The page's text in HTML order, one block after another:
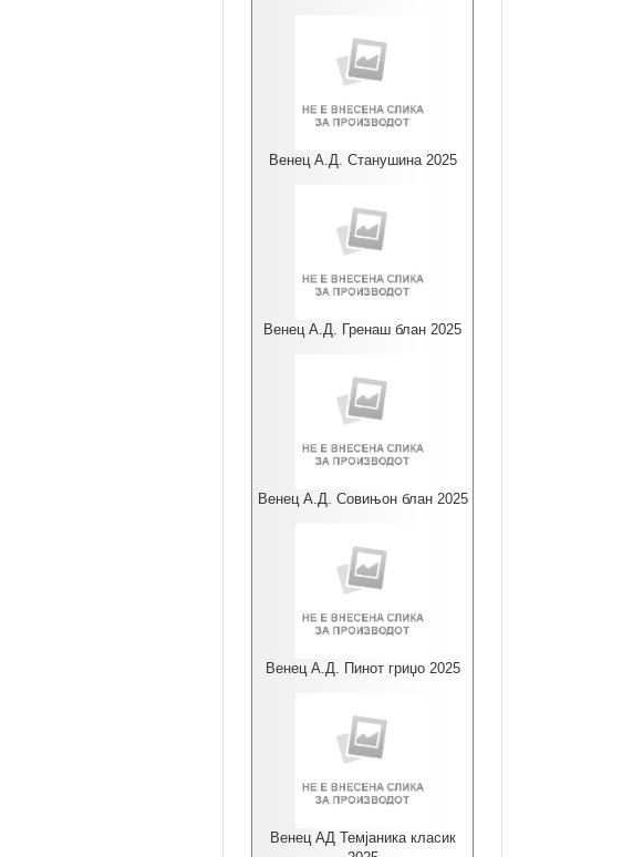
Венец А.Д. Станушина 2025
Венец А.Д. Гренаш блан 2025
Венец А.Д. Совињон блан 2025
Венец А.Д. Пинот гриџо 2025
Венец АД Темјаника класик